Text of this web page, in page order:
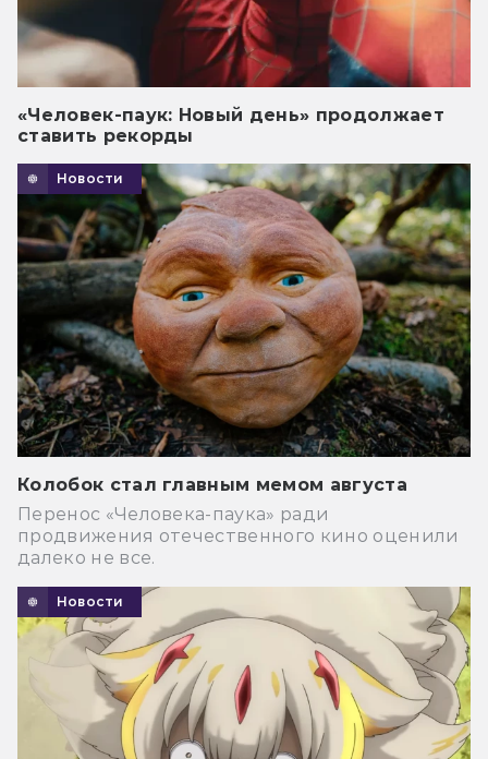
«Человек-паук: Новый день» продолжает
ставить рекорды
Новости
Колобок стал главным мемом августа
Перенос «Человека-паука» ради
продвижения отечественного кино оценили
далеко не все.
Новости